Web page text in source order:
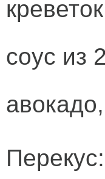
соус из